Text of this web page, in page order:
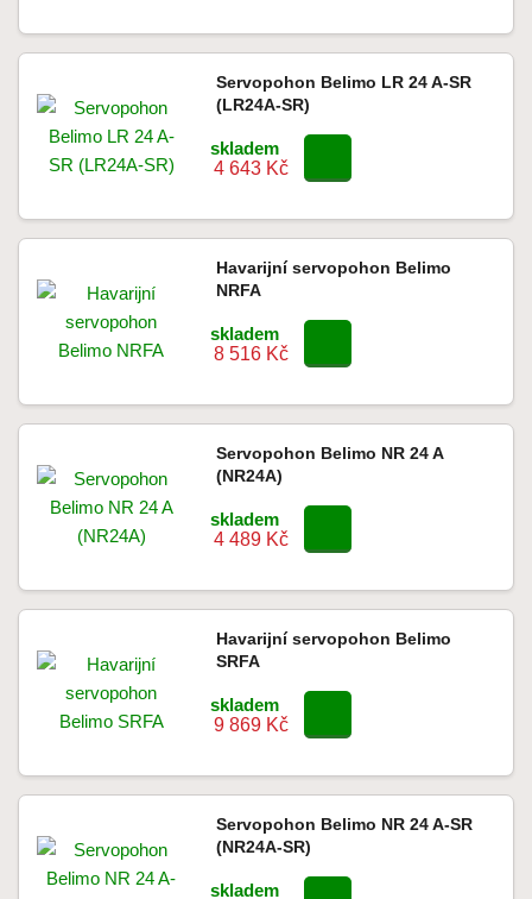
Servopohon Belimo LR 24 A-SR
(LR24A-SR)
skladem
4 643 Kč
Havarijní servopohon Belimo
NRFA
skladem
8 516 Kč
Servopohon Belimo NR 24 A
(NR24A)
skladem
4 489 Kč
Havarijní servopohon Belimo
SRFA
skladem
9 869 Kč
Servopohon Belimo NR 24 A-SR
(NR24A-SR)
skladem